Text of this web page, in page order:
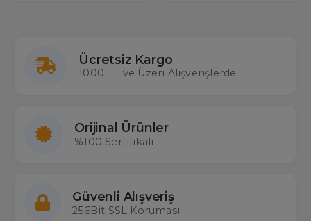
Ücretsiz Kargo
1000 TL ve Üzeri Alışverişlerde
Orijinal Ürünler
%100 Sertifikalı
Güvenli Alışveriş
256Bit SSL Koruması